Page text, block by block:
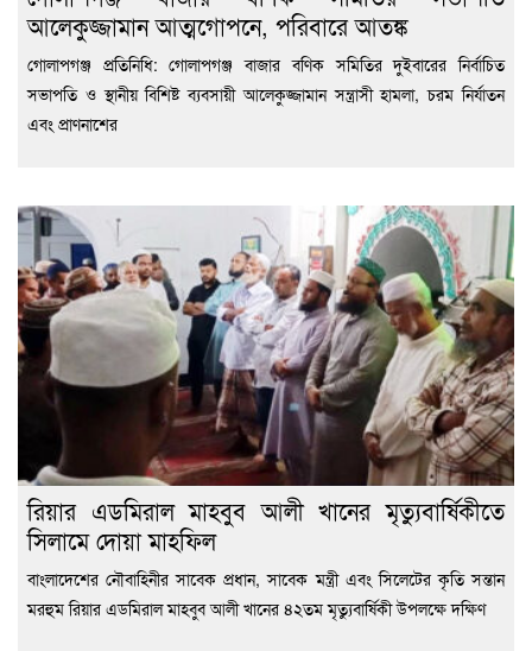
আলেকুজ্জামান আত্মগোপনে, পরিবারে আতঙ্ক
গোলাপগঞ্জ প্রতিনিধি: গোলাপগঞ্জ বাজার বণিক সমিতির দুইবারের নির্বাচিত
সভাপতি ও স্থানীয় বিশিষ্ট ব্যবসায়ী আলেকুজ্জামান সন্ত্রাসী হামলা, চরম নির্যাতন
এবং প্রাণনাশের
রিয়ার এডমিরাল মাহবুব আলী খানের মৃত্যুবার্ষিকীতে
সিলামে দোয়া মাহফিল
বাংলাদেশের নৌবাহিনীর সাবেক প্রধান, সাবেক মন্ত্রী এবং সিলেটের কৃতি সন্তান
মরহুম রিয়ার এডমিরাল মাহবুব আলী খানের ৪২তম মৃত্যুবার্ষিকী উপলক্ষে দক্ষিণ